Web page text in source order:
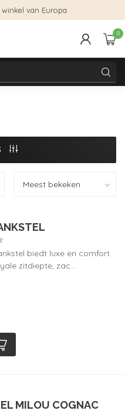
van Europa
0
biedt luxe en comfort
zitdiepte, zac...
MILOU COGNAC